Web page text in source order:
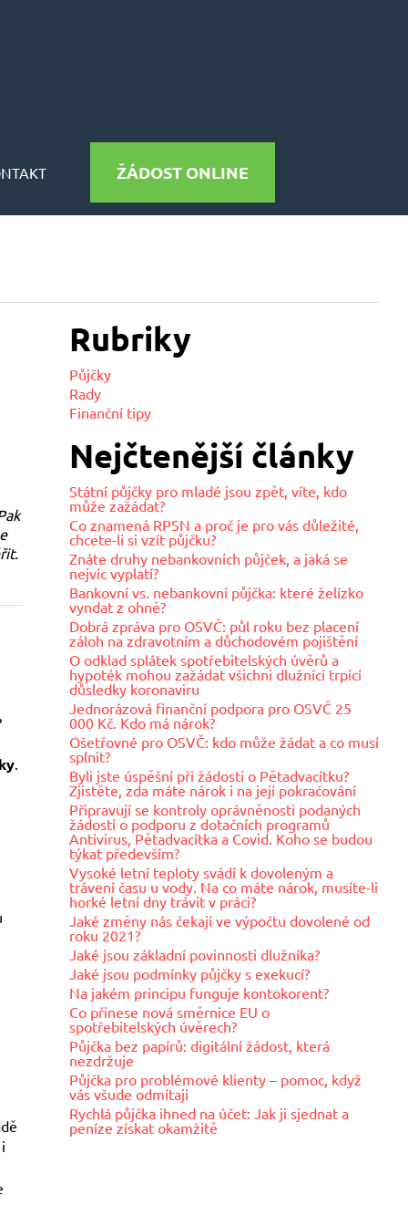
ŽÁDOST ONLINE
.
Rubriky
Půjčky
Rady
Finanční tipy
Nejčtenější články
Státní půjčky pro mladé jsou zpět, víte, kdo
může zažádat?
Co znamená RPSN a proč je pro vás důležité,
chcete-li si vzít půjčku?
Znáte druhy nebankovních půjček, a jaká se
nejvíc vyplatí?
Bankovní vs. nebankovní půjčka: které želízko
vyndat z ohně?
Dobrá zpráva pro OSVČ: půl roku bez placení
záloh na zdravotním a důchodovém pojištění
O odklad splátek spotřebitelských úvěrů a
hypoték mohou zažádat všichni dlužníci trpící
důsledky koronaviru
Jednorázová finanční podpora pro OSVČ 25
000 Kč. Kdo má nárok?
Ošetřovné pro OSVČ: kdo může žádat a co musí
splnit?
Byli jste úspěšní při žádosti o Pětadvacítku?
Zjistěte, zda máte nárok i na její pokračování
Připravují se kontroly oprávněnosti podaných
žádostí o podporu z dotačních programů
Antivirus, Pětadvacítka a Covid. Koho se budou
týkat především?
Vysoké letní teploty svádí k dovoleným a
trávení času u vody. Na co máte nárok, musíte-li
horké letní dny trávit v práci?
Jaké změny nás čekají ve výpočtu dovolené od
roku 2021?
Jaké jsou základní povinnosti dlužníka?
Jaké jsou podmínky půjčky s exekucí?
Na jakém principu funguje kontokorent?
Co přinese nová směrnice EU o
spotřebitelských úvěrech?
Půjčka bez papírů: digitální žádost, která
nezdržuje
Půjčka pro problémové klienty – pomoc, když
vás všude odmítají
Rychlá půjčka ihned na účet: Jak ji sjednat a
peníze získat okamžitě